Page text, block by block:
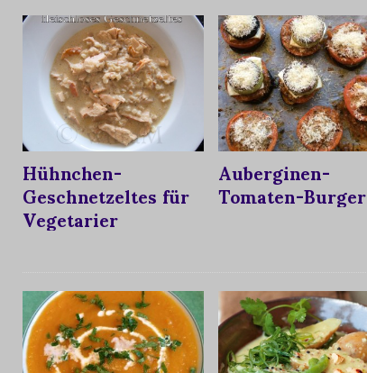
Hühnchen-
Geschnetzeltes für
Vegetarier
Auberginen-
Tomaten-Burger